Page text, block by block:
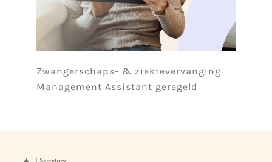
Zwangerschaps- & ziektevervanging
Management Assistant geregeld